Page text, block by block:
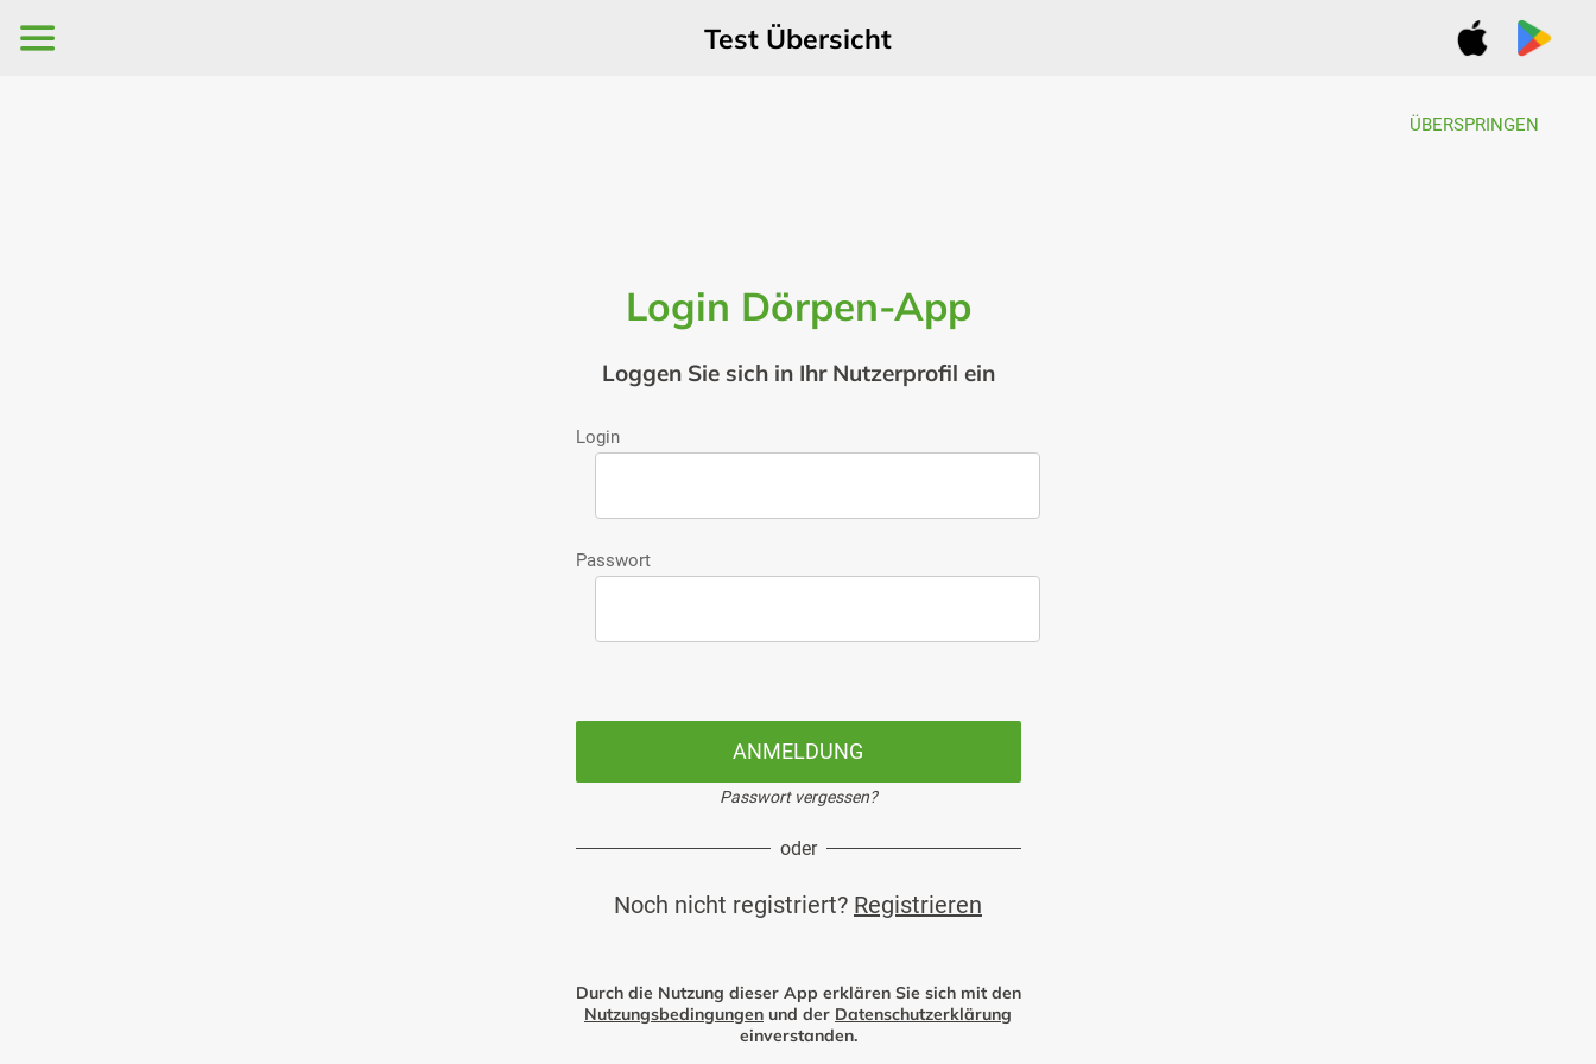
Test Übersicht
ÜBERSPRINGEN
Login Dörpen-App
Loggen Sie sich in Ihr Nutzerprofil ein
Login
Passwort
ANMELDUNG
Passwort vergessen?
oder
Noch nicht registriert? Registrieren
Durch die Nutzung dieser App erklären Sie sich mit den
Nutzungsbedingungen und der Datenschutzerklärung
einverstanden.